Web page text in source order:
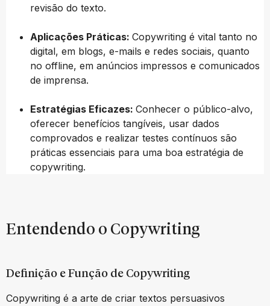
revisão do texto.
Aplicações Práticas: Copywriting é vital tanto no
digital, em blogs, e-mails e redes sociais, quanto
no offline, em anúncios impressos e comunicados
de imprensa.
Estratégias Eficazes: Conhecer o público-alvo,
oferecer benefícios tangíveis, usar dados
comprovados e realizar testes contínuos são
práticas essenciais para uma boa estratégia de
copywriting.
Entendendo o Copywriting
Definição e Função de Copywriting
Copywriting é a arte de criar textos persuasivos